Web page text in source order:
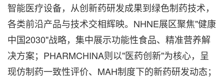
智能医疗设备，从创新药研发成果到绿色制药技术，
各类前沿产品与技术交相辉映。NHNE展区聚焦"健康
中国2030"战略，集中展示功能性食品、精准营养解
决方案；PHARMCHINA则以"医药创新"为核心，呈
现仿制药一致性评价、MAH制度下的新药研发动态；